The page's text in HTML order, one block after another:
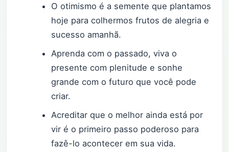
O otimismo é a semente que plantamos
hoje para colhermos frutos de alegria e
sucesso amanhã.
Aprenda com o passado, viva o
presente com plenitude e sonhe
grande com o futuro que você pode
criar.
Acreditar que o melhor ainda está por
vir é o primeiro passo poderoso para
fazê-lo acontecer em sua vida.